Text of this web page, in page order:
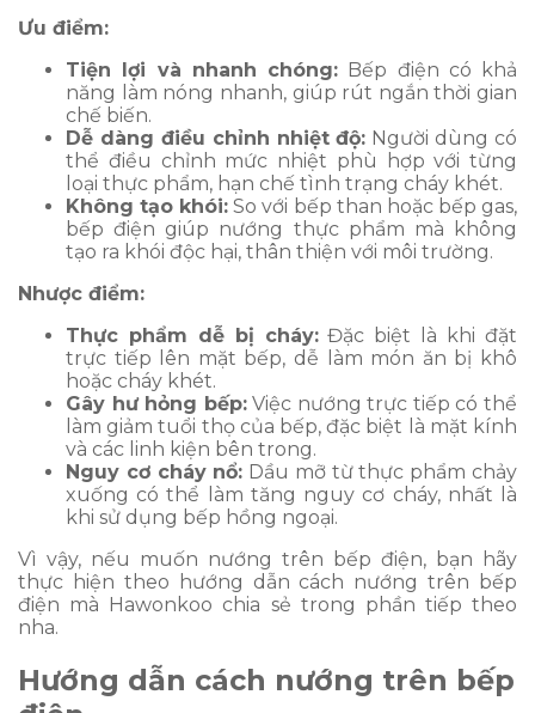
Ưu điểm:
Tiện lợi và nhanh chóng: Bếp điện có khả
năng làm nóng nhanh, giúp rút ngắn thời gian
chế biến.
Dễ dàng điều chỉnh nhiệt độ: Người dùng có
thể điều chỉnh mức nhiệt phù hợp với từng
loại thực phẩm, hạn chế tình trạng cháy khét.
Không tạo khói: So với bếp than hoặc bếp gas,
bếp điện giúp nướng thực phẩm mà không
tạo ra khói độc hại, thân thiện với môi trường.
Nhược điểm:
Thực phẩm dễ bị cháy:Đặc biệt là khi đặt
trực tiếp lên mặt bếp, dễ làm món ăn bị khô
hoặc cháy khét.
Gây hư hỏng bếp:Việc nướng trực tiếp có thể
làm giảm tuổi thọ của bếp, đặc biệt là mặt kính
và các linh kiện bên trong.
Nguy cơ cháy nổ: Dầu mỡ từ thực phẩm chảy
xuống có thể làm tăng nguy cơ cháy, nhất là
khi sử dụng bếp hồng ngoại.
Vì vậy, nếu muốn nướng trên bếp điện, bạn hãy
thực hiện theo hướng dẫn cách nướng trên bếp
điện mà Hawonkoo chia sẻ trong phần tiếp theo
nha.
Hướng dẫn cách nướng trên bếp